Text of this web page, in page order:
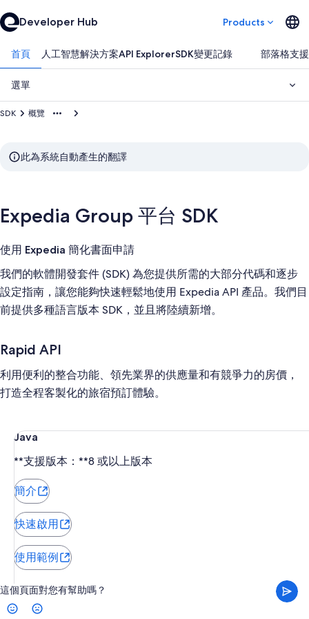
Developer Hub Products
首頁 人工智慧解決方案API ExplorerSDK變更記錄 部落格支援
選單
概覽
SDK
此為系統自動產生的翻譯
Expedia Group 平台 SDK
使用 Expedia 簡化書面申請
我們的軟體開發套件 (SDK) 為您提供所需的大部分代碼和逐步
設定指南，讓您能夠快速輕鬆地使用 Expedia API 產品。我們目
前提供多種語言版本 SDK，並且將陸續新增。
Rapid API
利用便利的整合功能、領先業界的供應量和有競爭力的房價，
打造全程客製化的旅宿預訂體驗。
Java
**支援版本：**8 或以上版本
簡介
快速啟用
使用範例
這個頁面對您有幫助嗎？